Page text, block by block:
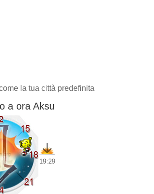
la tua città predefinita
a ora Aksu
19:29